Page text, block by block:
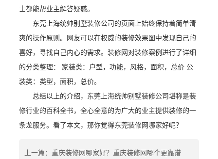
士都能帮业主解答疑惑。
东莞上海统帅别墅装修公司的页面上始终保持着简单清
爽的操作原则。网友可以在权威的装修效果图中发现自己的
喜好，寻找自己内心的需求。装修网对装修案例进行了详细
的分类整理： 家装类：户型，功能，风格，面积，总价 公
装类：类型，面积，总价。
总结以上的介绍，东莞上海统帅别墅装修公司堪称是装
修行业的百科全书，全心全意的为广大的业主提供装修的一
条龙服务。看了本文，那你觉得东莞装修网哪家好呢？
上一篇：重庆装修网哪家好？重庆装修网哪个更靠谱